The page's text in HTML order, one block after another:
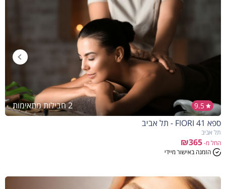
9.5
2 חבילות מתאימות
ספא FIORI 41 - תל אביב
תל אביב
החל מ-₪365
הזמנה באישור מיידי